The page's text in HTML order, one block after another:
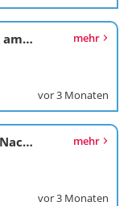
Pflegehilfskraft (m/w/d) im Haus am Marktplatz mehr
vor 3 Monaten
Pflegefachkraft (m/w/d) für den Nachtdienst im Seniorenzentrum mehr
vor 3 Monaten